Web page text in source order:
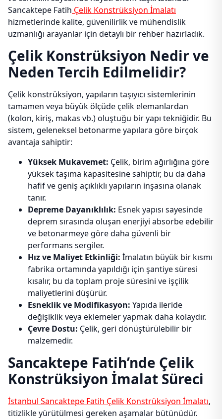
Sancaktepe Fatih Çelik Konstrüksiyon İmalatı
hizmetlerinde kalite, güvenilirlik ve mühendislik
uzmanlığı arayanlar için detaylı bir rehber hazırladık.
Çelik Konstrüksiyon Nedir ve
Neden Tercih Edilmelidir?
Çelik konstrüksiyon, yapıların taşıyıcı sistemlerinin
tamamen veya büyük ölçüde çelik elemanlardan
(kolon, kiriş, makas vb.) oluştuğu bir yapı tekniğidir. Bu
sistem, geleneksel betonarme yapılara göre birçok
avantaja sahiptir:
Yüksek Mukavemet: Çelik, birim ağırlığına göre
yüksek taşıma kapasitesine sahiptir, bu da daha
hafif ve geniş açıklıklı yapıların inşasına olanak
tanır.
Depreme Dayanıklılık: Esnek yapısı sayesinde
deprem sırasında oluşan enerjiyi absorbe edebilir
ve betonarmeye göre daha güvenli bir
performans sergiler.
Hız ve Maliyet Etkinliği: İmalatın büyük bir kısmı
fabrika ortamında yapıldığı için şantiye süresi
kısalır, bu da toplam proje süresini ve işçilik
maliyetlerini düşürür.
Esneklik ve Modifikasyon: Yapıda ileride
değişiklik veya eklemeler yapmak daha kolaydır.
Çevre Dostu: Çelik, geri dönüştürülebilir bir
malzemedir.
Sancaktepe Fatih’nde Çelik
Konstrüksiyon İmalat Süreci
İstanbul Sancaktepe Fatih Çelik Konstrüksiyon İmalatı,
titizlikle yürütülmesi gereken aşamalar bütünüdür.